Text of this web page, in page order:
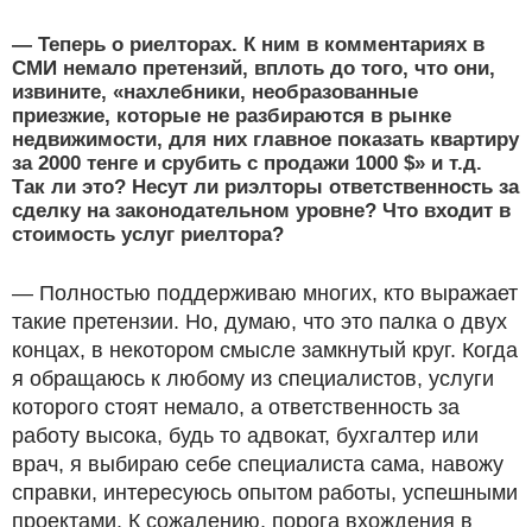
— Теперь о риелторах. К ним в комментариях в
СМИ немало претензий, вплоть до того, что они,
извините, «нахлебники, необразованные
приезжие, которые не разбираются в рынке
недвижимости, для них главное показать квартиру
за 2000 тенге и срубить с продажи 1000 $» и т.д.
Так ли это? Несут ли риэлторы ответственность за
сделку на законодательном уровне? Что входит в
стоимость услуг риелтора?
— Полностью поддерживаю многих, кто выражает
такие претензии. Но, думаю, что это палка о двух
концах, в некотором смысле замкнутый круг. Когда
я обращаюсь к любому из специалистов, услуги
которого стоят немало, а ответственность за
работу высока, будь то адвокат, бухгалтер или
врач, я выбираю себе специалиста сама, навожу
справки, интересуюсь опытом работы, успешными
проектами. К сожалению, порога вхождения в